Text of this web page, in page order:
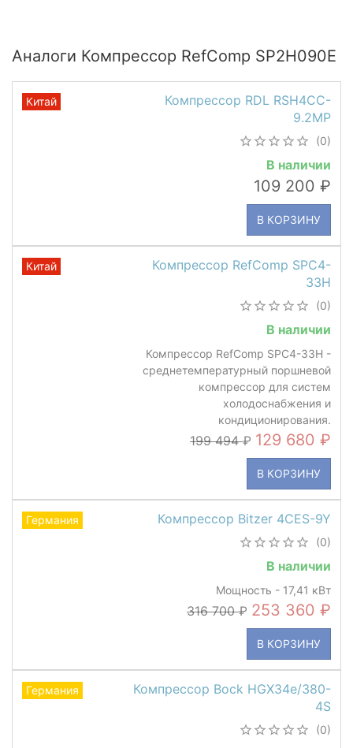
Аналоги Компрессор RefComp SP2H090E
Компрессор RDL RSH4CC-
9.2MP
(0)
В наличии
109 200
В КОРЗИНУ
Китай
Компрессор RefComp SPC4-
33H
(0)
В наличии
Компрессор RefComp SPC4-33H -
среднетемпературный поршневой
компрессор для систем
холодоснабжения и
кондиционирования.
199 494 129 680
В КОРЗИНУ
Китай
Компрессор Bitzer 4CES-9Y
(0)
В наличии
Мощность - 17,41 кВт
316 700 253 360
В КОРЗИНУ
Германия
Компрессор Bock HGX34e/380-
4S
(0)
Германия